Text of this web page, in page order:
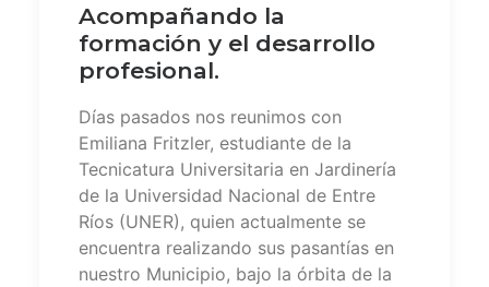
Acompañando la
formación y el desarrollo
profesional.
Días pasados nos reunimos con
Emiliana Fritzler, estudiante de la
Tecnicatura Universitaria en Jardinería
de la Universidad Nacional de Entre
Ríos (UNER), quien actualmente se
encuentra realizando sus pasantías en
nuestro Municipio, bajo la órbita de la